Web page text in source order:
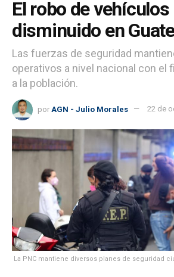
El robo de vehículos
disminuido en
Las fuerzas de seguridad
operativos a nivel nacional con el
a la población.
por AGN - Julio Morales 22 de
La PNC mantiene diversos planes de seguridad